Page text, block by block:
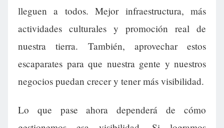
lleguen a todos. Mejor infraestructura, más
actividades culturales y promoción real de
nuestra tierra. También, aprovechar estos
escaparates para que nuestra gente y nuestros
negocios puedan crecer y tener más visibilidad.
Lo que pase ahora dependerá de cómo